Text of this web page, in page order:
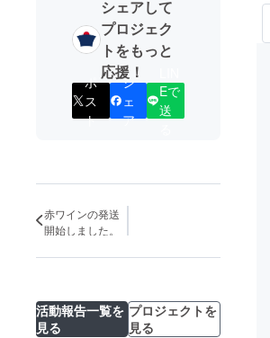
シェアして
プロジェク
トをもっと
応援！
ポ
ス
ト
シ
ェ
ア
Eで
送
赤ワインの発送
開始しました。
活動報告一覧を
見る
プロジェクトを
見る